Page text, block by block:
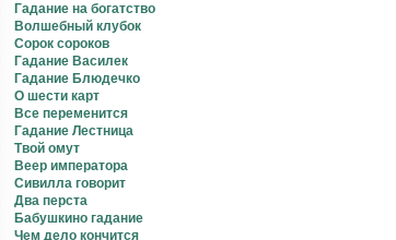
Гадание на богатство
Волшебный клубок
Сорок сороков
Гадание Василек
Гадание Блюдечко
О шести карт
Все переменится
Гадание Лестница
Твой омут
Веер императора
Сивилла говорит
Два перста
Бабушкино гадание
Чем дело кончится